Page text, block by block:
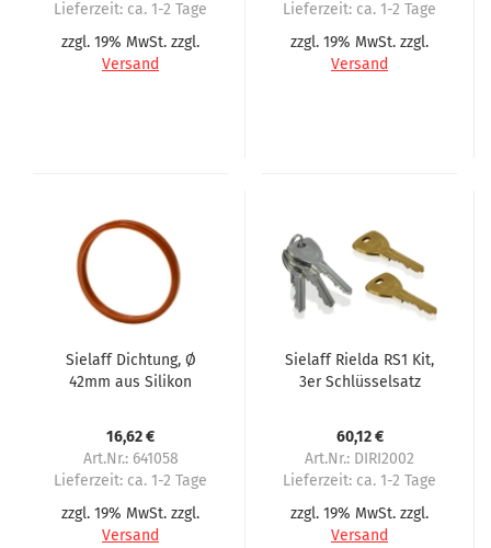
Lieferzeit: ca. 1-2 Tage
zzgl. 19% MwSt. zzgl.
Versand
Lieferzeit: ca. 1-2 Tage
zzgl. 19% MwSt. zzgl.
Versand
Sielaff Dichtung, Ø
42mm aus Silikon
16,62 €
Art.Nr.: 641058
Lieferzeit: ca. 1-2 Tage
zzgl. 19% MwSt. zzgl.
Versand
Sielaff Rielda RS1 Kit,
3er Schlüsselsatz
60,12 €
Art.Nr.: DIRI2002
Lieferzeit: ca. 1-2 Tage
zzgl. 19% MwSt. zzgl.
Versand